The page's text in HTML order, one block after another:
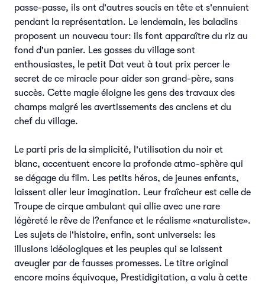
passe-passe, ils ont d'autres soucis en tête et s'ennuient
pendant la représentation. Le lendemain, les baladins
proposent un nouveau tour: ils font apparaître du riz au
fond d'un panier. Les gosses du village sont
enthousiastes, le petit Dat veut à tout prix percer le
secret de ce miracle pour aider son grand-père, sans
succès. Cette magie éloigne les gens des travaux des
champs malgré les avertissements des anciens et du
chef du village.
Le parti pris de la simplicité, l'utilisation du noir et
blanc, accentuent encore la profonde atmo-sphère qui
se dégage du film. Les petits héros, de jeunes enfants,
laissent aller leur imagination. Leur fraîcheur est celle de
Troupe de cirque ambulant qui allie avec une rare
légèreté le rêve de l?enfance et le réalisme «naturaliste».
Les sujets de l'histoire, enfin, sont universels: les
illusions idéologiques et les peuples qui se laissent
aveugler par de fausses promesses. Le titre original
encore moins équivoque, Prestidigitation, a valu à cette